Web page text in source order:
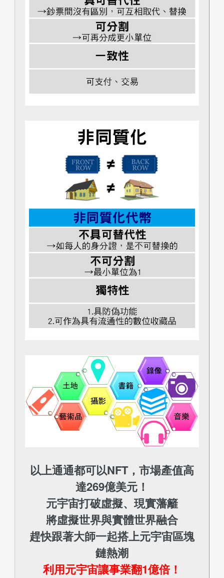
以上通通都可以NFT，市場產值高
達269億美元！
元宇宙打破虛擬、現實藩籬
將虛擬世界與實體世界融合
趕快跟著大師一起搭上元宇宙區塊
鏈熱潮
利用元宇宙讓事業翻1億倍！